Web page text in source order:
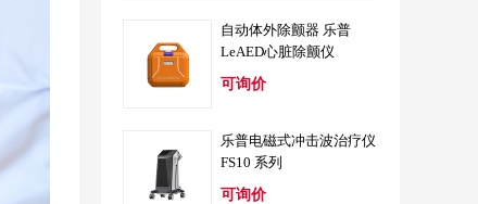
自动体外除颤器 乐普
LeAED心脏除颤仪
可询价
乐普电磁式冲击波治疗仪
FS10 系列
可询价